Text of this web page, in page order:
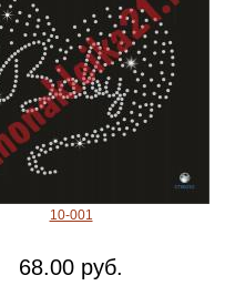
10-001
68.00 руб.